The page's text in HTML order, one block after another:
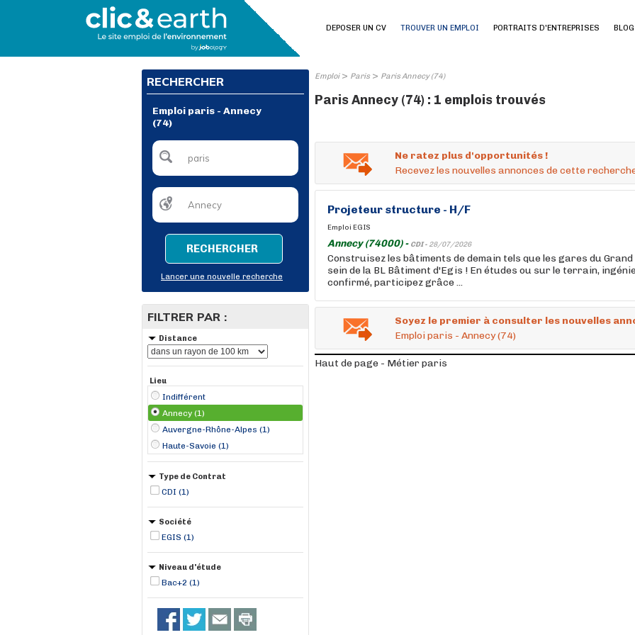
DEPOSER UN CV TROUVER UN EMPLOI PORTRAITS D'ENTREPRISES
RECHERCHER
Emploi paris - Annecy
(74)
RECHERCHER
Lancer une nouvelle recherche
FILTRER PAR :
Distance
Lieu
Indifférent
Annecy (1)
Auvergne-Rhône-Alpes (1)
Haute-Savoie (1)
Type de Contrat
CDI (1)
Société
EGIS (1)
Niveau d'étude
Bac+2 (1)
Emploi> Paris> Paris Annecy (74)
Paris Annecy (74) : 1 emplois trouvés
Ne ratez plus d'opportunités !
Recevez les nouvelles annonces de cette
Projeteur structure - H/F
Emploi EGIS
Annecy (74000) - CDI - 28/07/2026
Construisez les bâtiments de demain tels que les gares du Grand
sein de la BL Bâtiment d'Egis ! En études ou sur le terrain,
confirmé, participez grâce ...
Soyez le premier à consulter les nouvelles
Emploi paris - Annecy (74)
Haut de page - Métier paris